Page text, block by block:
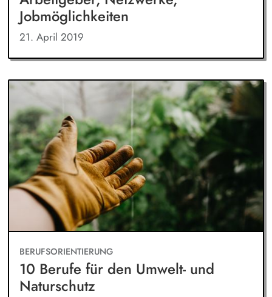
Jobmöglichkeiten
21. April 2019
BERUFSORIENTIERUNG
10 Berufe für den Umwelt- und
Naturschutz